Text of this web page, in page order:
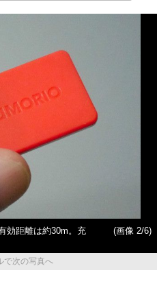
効距離は約30m。充
(画像 2/6)
で次の写真へ